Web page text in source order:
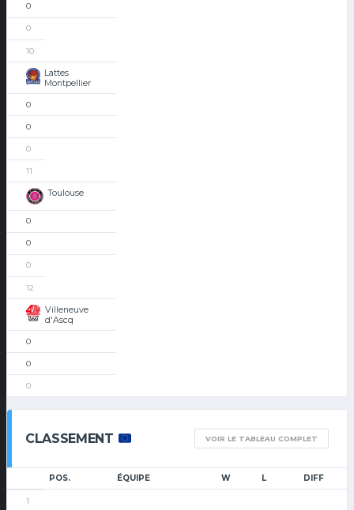
0
0
10
Lattes
Montpellier
0
0
0
11
Toulouse
0
0
0
12
Villeneuve
d'Ascq
0
0
0
CLASSEMENT VOIR LE TABLEAU COMPLET
POS. ÉQUIPE W L DIFF
1